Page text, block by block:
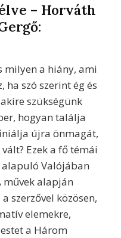
– Horváth
milyen a hiány, ami
ha szó szerint ég és
szükségünk
hogyan találja
újra önmagát,
Ezek a fő témái
Valójában
művek alapján
szerzővel közösen,
elemekre,
a Három